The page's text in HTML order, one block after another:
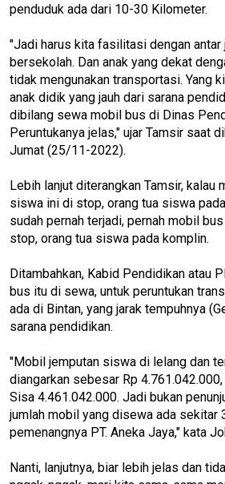
penduduk ada dari 10-30 Kilometer.
"Jadi harus kita fasilitasi dengan
bersekolah. Dan anak yang dekat
tidak mengunakan transportasi. Yang
anak didik yang jauh dari sarana
dibilang sewa mobil bus di Dinas
Peruntukanya jelas," ujar Tamsir saat
Jumat (25/11-2022).
Lebih lanjut diterangkan Tamsir, kalau
siswa ini di stop, orang tua siswa
sudah pernah terjadi, pernah mobil
stop, orang tua siswa pada komplin.
Ditambahkan, Kabid Pendidikan atau
bus itu di sewa, untuk peruntukan
ada di Bintan, yang jarak tempuhnya
sarana pendidikan.
"Mobil jemputan siswa di lelang dan
diangarkan sebesar Rp
Sisa 4.461.042.000. Jadi bukan
jumlah mobil yang disewa ada sekitar
pemenangnya PT. Aneka Jaya," kata
Nanti, lanjutnya, biar lebih jelas dan